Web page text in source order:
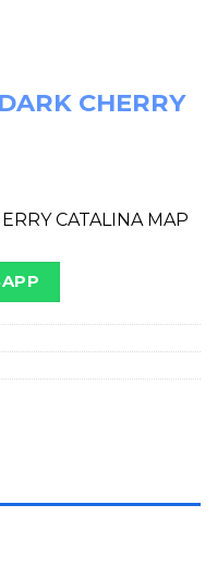
CHERRY
CATALINA MAP